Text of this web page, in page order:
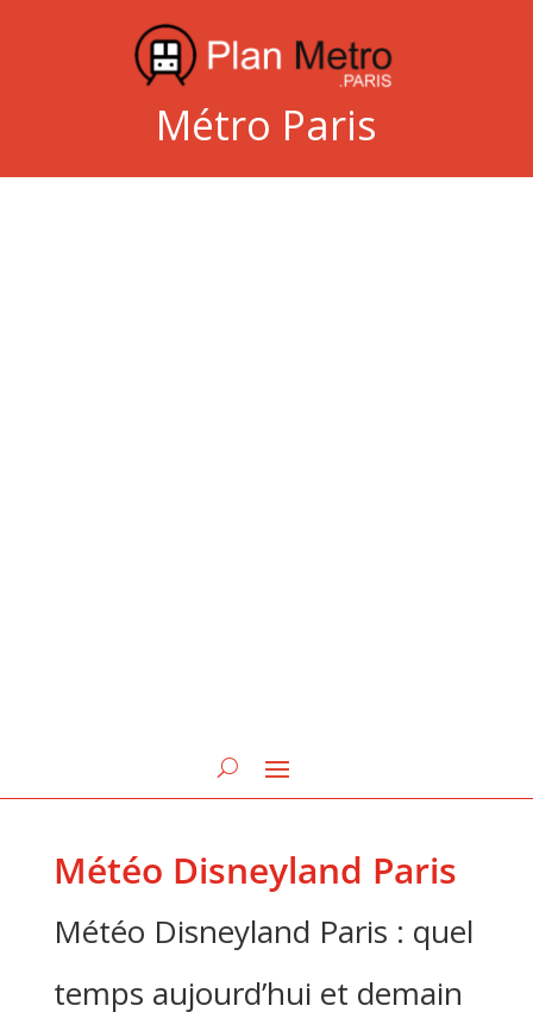
Métro Paris
Météo Disneyland Paris
Météo Disneyland Paris : quel
temps aujourd’hui et demain